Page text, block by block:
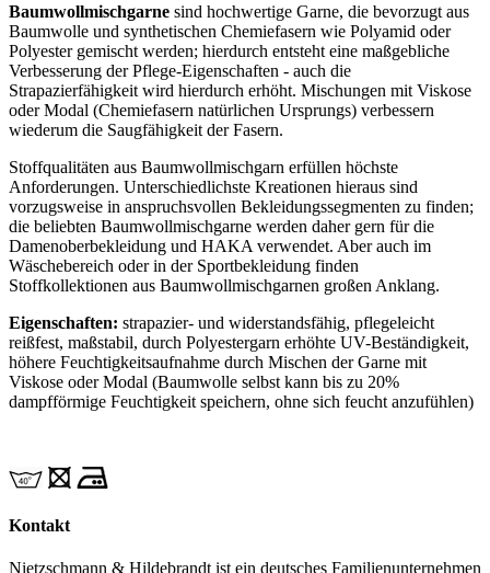
Baumwollmischgarne sind hochwertige Garne, die bevorzugt aus
Baumwolle und synthetischen Chemiefasern wie Polyamid oder
Polyester gemischt werden; hierdurch entsteht eine maßgebliche
Verbesserung der Pflege-Eigenschaften - auch die
Strapazierfähigkeit wird hierdurch erhöht. Mischungen mit Viskose
oder Modal (Chemiefasern natürlichen Ursprungs) verbessern
wiederum die Saugfähigkeit der Fasern.
Stoffqualitäten aus Baumwollmischgarn erfüllen höchste
Anforderungen. Unterschiedlichste Kreationen hieraus sind
vorzugsweise in anspruchsvollen Bekleidungssegmenten zu finden;
die beliebten Baumwollmischgarne werden daher gern für die
Damenoberbekleidung und HAKA verwendet. Aber auch im
Wäschebereich oder in der Sportbekleidung finden
Stoffkollektionen aus Baumwollmischgarnen großen Anklang.
Eigenschaften: strapazier- und widerstandsfähig, pflegeleicht
reißfest, maßstabil, durch Polyestergarn erhöhte UV-Beständigkeit,
höhere Feuchtigkeitsaufnahme durch Mischen der Garne mit
Viskose oder Modal (Baumwolle selbst kann bis zu 20%
dampfförmige Feuchtigkeit speichern, ohne sich feucht anzufühlen)
Kontakt
Nietzschmann & Hildebrandt ist ein deutsches Familienunternehmen